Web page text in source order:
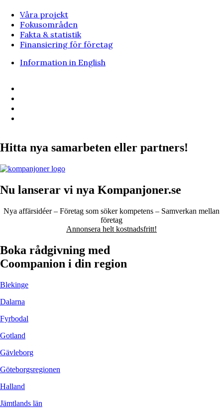
Våra projekt
Fokusområden
Fakta & statistik
Finansiering för företag
Information in English
Hitta nya samarbeten eller partners!
Nu lanserar vi nya Kompanjoner.se
Nya affärsidéer – Företag som söker kompetens – Samverkan mellan
företag
Annonsera helt kostnadsfritt!
Boka rådgivning med
Coompanion i din region
Blekinge
Dalarna
Fyrbodal
Gotland
Gävleborg
Göteborgsregionen
Halland
Jämtlands län